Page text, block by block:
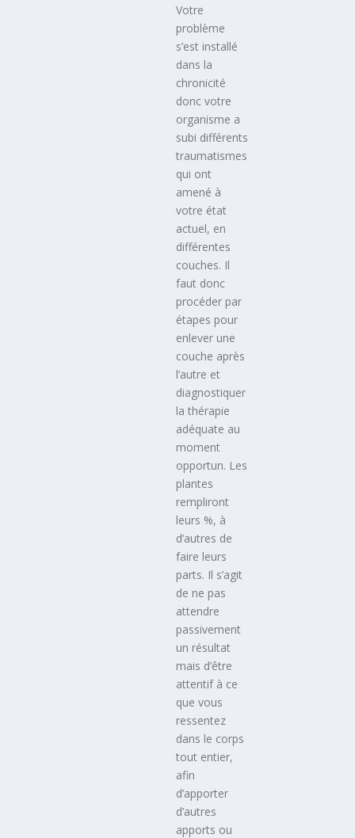
Votre
problème
s’est installé
dans la
chronicité
donc votre
organisme a
subi différents
traumatismes
qui ont
amené à
votre état
actuel, en
différentes
couches. Il
faut donc
procéder par
étapes pour
enlever une
couche après
l’autre et
diagnostiquer
la thérapie
adéquate au
moment
opportun. Les
plantes
rempliront
leurs %, à
d’autres de
faire leurs
parts. Il s’agit
de ne pas
attendre
passivement
un résultat
mais d’être
attentif à ce
que vous
ressentez
dans le corps
tout entier,
afin
d’apporter
d’autres
apports ou